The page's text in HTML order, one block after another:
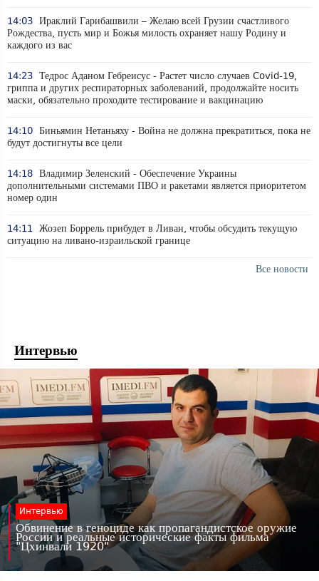
14:03 Ираклий Гарибашвили – Желаю всей Грузии счастливого
Рождества, пусть мир и Божья милость охраняет нашу Родину и
каждого из вас
14:23 Тедрос Аданом Гебреисус - Растет число случаев Covid-19,
гриппа и других респираторных заболеваний, продолжайте носить
маски, обязательно проходите тестирование и вакцинацию
14:10 Биньямин Нетаньяху - Война не должна прекратиться, пока не
будут достигнуты все цели
14:18 Владимир Зеленский - Обеспечение Украины
дополнительными системами ПВО и ракетами является приоритетом
номер один
14:11 Жозеп Боррель прибудет в Ливан, чтобы обсудить текущую
ситуацию на ливано-израильской границе
Все новости
Интервью
Интервью
Обвинение в геноциде как пропагандистское оружие
России и реальные исторические факты фильма
"Цхинвали 1920"